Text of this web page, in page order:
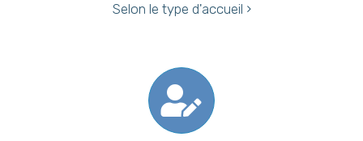
Selon le type d'accueil